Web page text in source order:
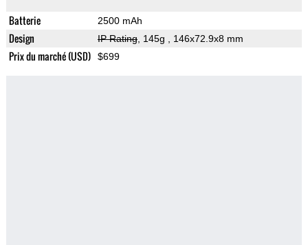
Batterie 2500 mAh
Design IP Rating, 145g , 146x72.9x8 mm
Prix du marché (USD) $699